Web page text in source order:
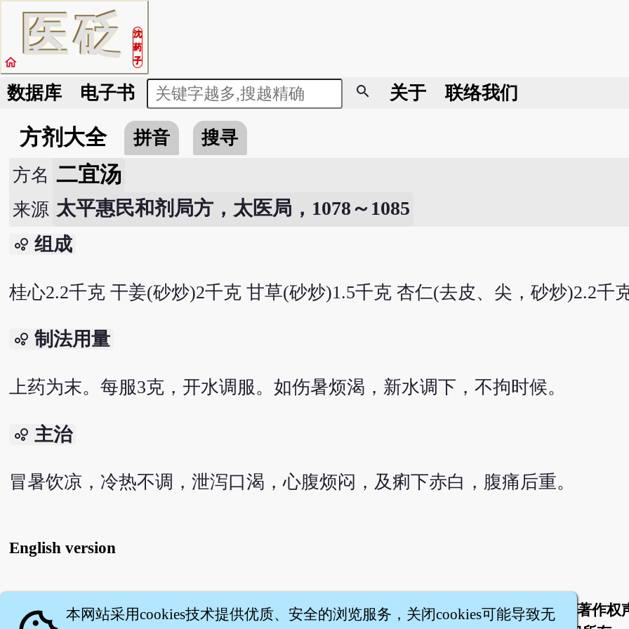
医砭
沈
药
子
home
数据库 电子书 search 关于 联络我们
方剂大全 拼音
搜寻
方名 二宜汤
来源 太平惠民和剂局方，太医局，1078～1085
bubble_chart 组成
桂心2.2千克 干姜(砂炒)2千克 甘草(砂炒)1.5千克 杏仁(去皮、尖，砂炒)2.2千
bubble_chart 制法用量
上药为末。每服3克，开水调服。如伤暑烦渴，新水调下，不拘时候。
bubble_chart 主治
冒暑饮凉，冷热不调，泄泻口渴，心腹烦闷，及痢下赤白，腹痛后重。
English version
关于 | 联络我们 服务条款 隐私权条款
著作权
本网站采用cookies技术提供优质、安全的浏览服务，关闭cookies可能导致无